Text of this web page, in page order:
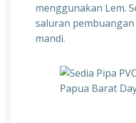
menggunakan Lem.
saluran
mandi.